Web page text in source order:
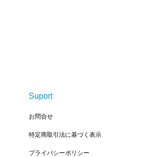
Suport
お問合せ
特定商取引法に基づく表示
プライバシーポリシー